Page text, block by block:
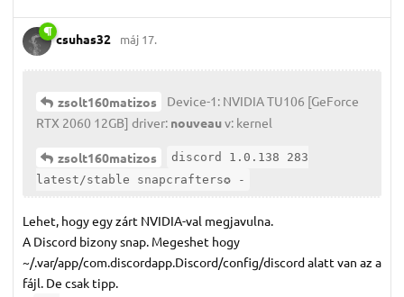
csuhas32 máj 17.
zsolt160matizos
Device-1: NVIDIA TU106 [GeForce
RTX 2060 12GB] driver: nouveauv: kernel
zsolt160matizos
discord 1.0.138 283
latest/stable snapcrafters✪ -
Lehet, hogy egy zárt NVIDIA-val megjavulna.
A Discord bizony snap. Megeshet hogy
~/.var/app/com.discordapp.Discord/config/discord alatt van az a
fájl. De csak tipp.